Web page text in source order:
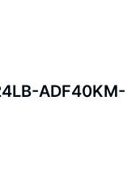
ADF40KM-